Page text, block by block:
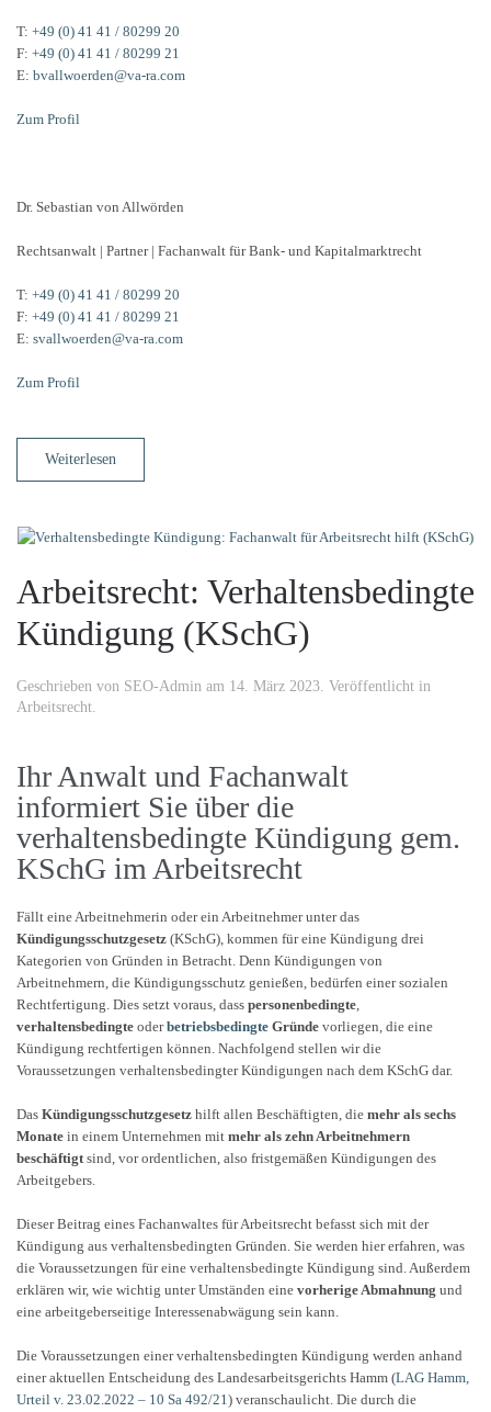
T: +49 (0) 41 41 / 80299 20
F: +49 (0) 41 41 / 80299 21
E: bvallwoerden@va-ra.com
Zum Profil
Dr. Sebastian von Allwörden
Rechtsanwalt | Partner | Fachanwalt für Bank- und Kapitalmarktrecht
T: +49 (0) 41 41 / 80299 20
F: +49 (0) 41 41 / 80299 21
E: svallwoerden@va-ra.com
Zum Profil
Weiterlesen
Arbeitsrecht: Verhaltensbedingte
Kündigung (KSchG)
Geschrieben von SEO-Admin am 14. März 2023. Veröffentlicht in
Arbeitsrecht.
Ihr Anwalt und Fachanwalt
informiert Sie über die
verhaltensbedingte Kündigung gem.
KSchG im Arbeitsrecht
Fällt eine Arbeitnehmerin oder ein Arbeitnehmer unter das
Kündigungsschutzgesetz (KSchG), kommen für eine Kündigung drei
Kategorien von Gründen in Betracht. Denn Kündigungen von
Arbeitnehmern, die Kündigungsschutz genießen, bedürfen einer sozialen
Rechtfertigung. Dies setzt voraus, dass personenbedingte,
verhaltensbedingte oderbetriebsbedingte Gründe vorliegen, die eine
Kündigung rechtfertigen können. Nachfolgend stellen wir die
Voraussetzungen verhaltensbedingter Kündigungen nach dem KSchG dar.
Das Kündigungsschutzgesetz hilft allen Beschäftigten, die mehr als sechs
Monate in einem Unternehmen mit mehr als zehn Arbeitnehmern
beschäftigtsind, vor ordentlichen, also fristgemäßen Kündigungen des
Arbeitgebers.
Dieser Beitrag eines Fachanwaltes für Arbeitsrecht befasst sich mit der
Kündigung aus verhaltensbedingten Gründen. Sie werden hier erfahren, was
die Voraussetzungen für eine verhaltensbedingte Kündigung sind. Außerdem
erklären wir, wie wichtig unter Umständen eine vorherige Abmahnung und
eine arbeitgeberseitige Interessenabwägung sein kann.
Die Voraussetzungen einer verhaltensbedingten Kündigung werden anhand
einer aktuellen Entscheidung des Landesarbeitsgerichts Hamm (LAG Hamm,
Urteil v. 23.02.2022 – 10 Sa 492/21) veranschaulicht. Die durch die